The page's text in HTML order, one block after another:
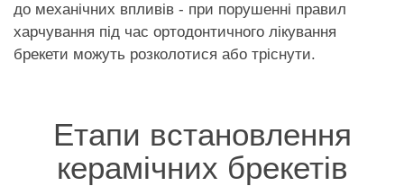
до механічних впливів - при порушенні правил
харчування під час ортодонтичного лікування
брекети можуть розколотися або тріснути.
Етапи встановлення
керамічних брекетів